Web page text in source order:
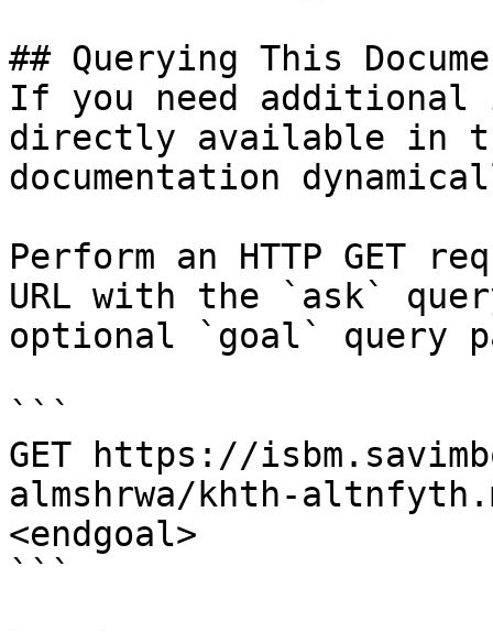
## Querying This
If you need
directly available in
documentation
Perform an HTTP GET
URL with the `ask`
optional `goal` query
```
GET https://
almshrwa/khth-
<endgoal>
```